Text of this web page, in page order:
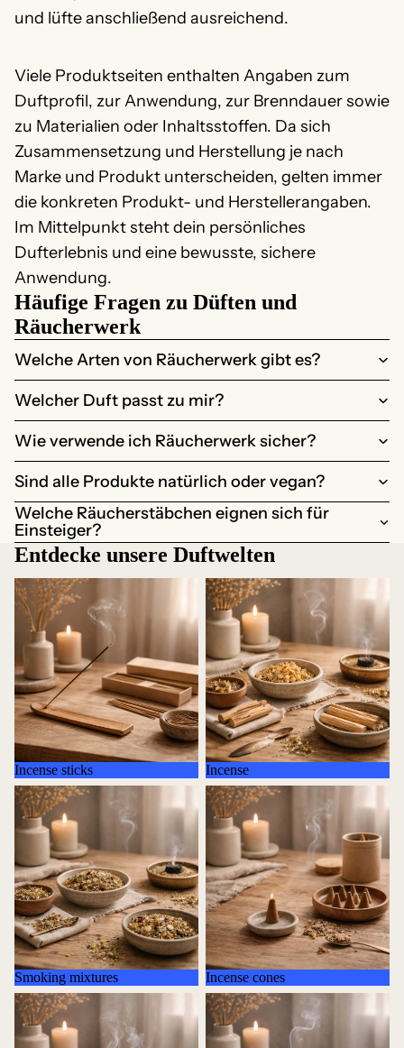
und lüfte anschließend ausreichend.
Viele Produktseiten enthalten Angaben zum
Duftprofil, zur Anwendung, zur Brenndauer sowie
zu Materialien oder Inhaltsstoffen. Da sich
Zusammensetzung und Herstellung je nach
Marke und Produkt unterscheiden, gelten immer
die konkreten Produkt- und Herstellerangaben.
Im Mittelpunkt steht dein persönliches
Dufterlebnis und eine bewusste, sichere
Anwendung.
Häufige Fragen zu Düften und
Räucherwerk
Welche Arten von Räucherwerk gibt es?
Welcher Duft passt zu mir?
Wie verwende ich Räucherwerk sicher?
Sind alle Produkte natürlich oder vegan?
Welche Räucherstäbchen eignen sich für
Einsteiger?
Entdecke unsere Duftwelten
Incense sticks
Incense sticks
Incense
Incense
Smoking mixtures
Smoking mixtures
Incense cones
Incense cones
Incense bundles / smudge sticks
Backflow & Accessories